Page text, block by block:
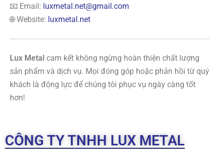
📧 Email: luxmetal.net@gmail.com
🌐 Website: luxmetal.net
Lux Metal cam kết không ngừng hoàn thiện chất lượng
sản phẩm và dịch vụ. Mọi đóng góp hoặc phản hồi từ quý
khách là động lực để chúng tôi phục vụ ngày càng tốt
hơn!
CÔNG TY TNHH LUX METAL